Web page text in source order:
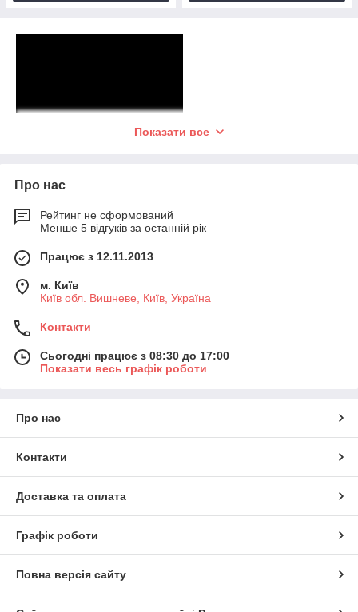
304. Застосовуються для пристрою внутрішньоцехового та
гігієнічність і простота використання. Не схильні до корозії,
стійкі до хімічних засобів, легко миються. Відповідають всім
санітарно-гігієнічним вимогам.
Показати все
Про нас
Рейтинг не сформований
Менше 5 відгуків за останній рік
Працює з 12.11.2013
м. Київ
Київ обл. Вишневе, Київ, Україна
Контакти
Сьогодні працює з 08:30 до 17:00
Показати весь графік роботи
Про нас
Контакти
Доставка та оплата
Графік роботи
Повна версія сайту